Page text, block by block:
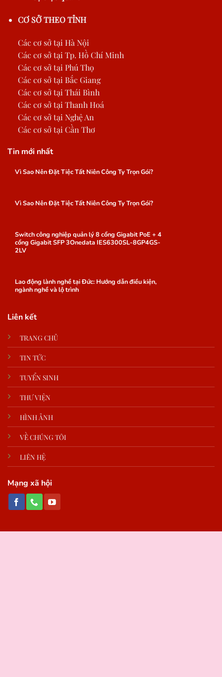
CƠ SỞ THEO TỈNH
Các cơ sở tại Hà Nội
Các cơ sở tại Tp. Hồ Chí Minh
Các cơ sở tại Phú Thọ
Các cơ sở tại Bắc Giang
Các cơ sở tại Thái Bình
Các cơ sở tại Thanh Hoá
Các cơ sở tại Nghệ An
Các cơ sở tại Cần Thơ
Tin mới nhất
Vì Sao Nên Đặt Tiệc Tất Niên Công Ty Trọn Gói?
Vì Sao Nên Đặt Tiệc Tất Niên Công Ty Trọn Gói?
Switch công nghiệp quản lý 8 cổng Gigabit PoE + 4
cổng Gigabit SFP 3Onedata IES6300SL-8GP4GS-
2LV
Lao động lành nghề tại Đức: Hướng dẫn điều kiện,
ngành nghề và lộ trình
Liên kết
TRANG CHỦ
TIN TỨC
TUYỂN SINH
THƯ VIỆN
HÌNH ẢNH
VỀ CHÚNG TÔI
LIÊN HỆ
Mạng xã hội